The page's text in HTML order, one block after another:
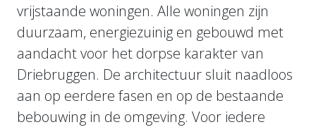
vrijstaande woningen. Alle woningen zijn
duurzaam, energiezuinig en gebouwd met
aandacht voor het dorpse karakter van
Driebruggen. De architectuur sluit naadloos
aan op eerdere fasen en op de bestaande
bebouwing in de omgeving. Voor iedere